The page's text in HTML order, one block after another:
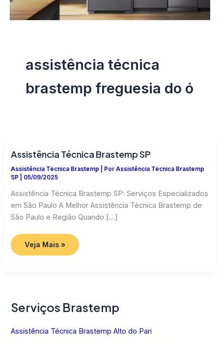
assistência técnica
brastemp freguesia do ó
Assistência Técnica Brastemp SP
Assistência Técnica Brastemp | PorAssistência Técnica Brastemp
SP
05/09/2025
Assistência Técnica Brastemp SP: Serviços Especializados
em São Paulo A Melhor Assistência Técnica Brastemp de
São Paulo e Região Quando […]
Assistência
Técnica
Brastemp
Veja Mais »
Serviços Brastemp
Assistência Técnica Brastemp Alto do Pari